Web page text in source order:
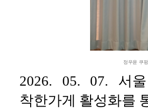
정우윤 쿠
2026. 05. 07. 서
착한가게 활성화를